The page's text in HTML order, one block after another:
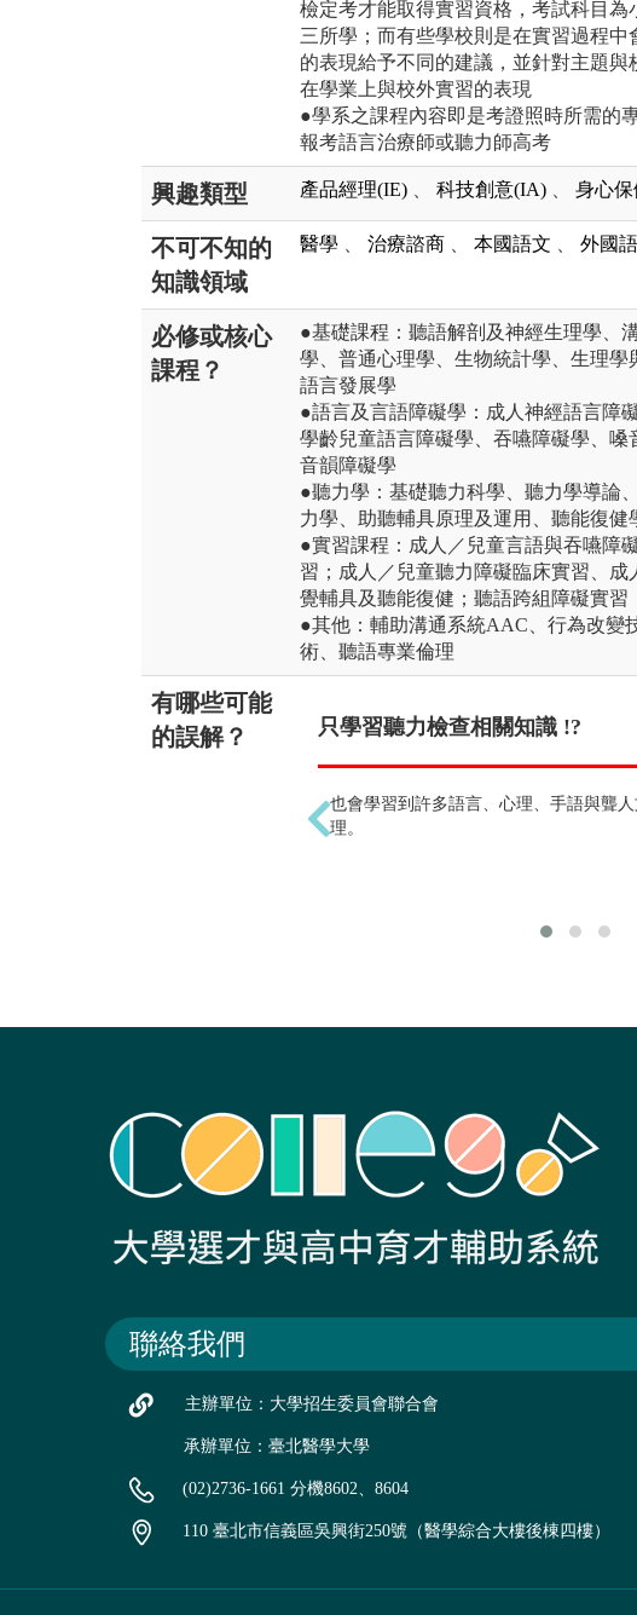
檢定考才能取得實習資格，考試科目
三所學；而有些學校則是在實習過程中
的表現給予不同的建議，並針對主題
在學業上與校外實習的表現
●學系之課程內容即是考證照時所需的
報考語言治療師或聽力師高考
興趣類型 產品經理(IE) 科技創意(IA) 身心保
不可不知的
知識領域
醫學 治療諮商 本國語文 外國
必修或核心
課程？
●基礎課程：聽語解剖及神經生理學、
學、普通心理學、生物統計學、生理
語言發展學
●語言及言語障礙學：成人神經語言障
學齡兒童語言障礙學、吞嚥障礙學、
音韻障礙學
●聽力學：基礎聽力科學、聽力學導論
力學、助聽輔具原理及運用、聽能復健
●實習課程：成人／兒童言語與吞嚥障
習；成人／兒童聽力障礙臨床實習、
覺輔具及聽能復健；聽語跨組障礙實習
●其他：輔助溝通系統AAC、行為改變
術、聽語專業倫理
有哪些可能
的誤解？
只學習聽力檢查相關知識 !?
也會學習到許多語言、心理、手語與聾
理。
聯絡我們
主辦單位：大學招生委員會聯合會
承辦單位：臺北醫學大學
(02)2736-1661 分機8602、8604
110 臺北市信義區吳興街250號（醫學綜合大樓後棟四樓）